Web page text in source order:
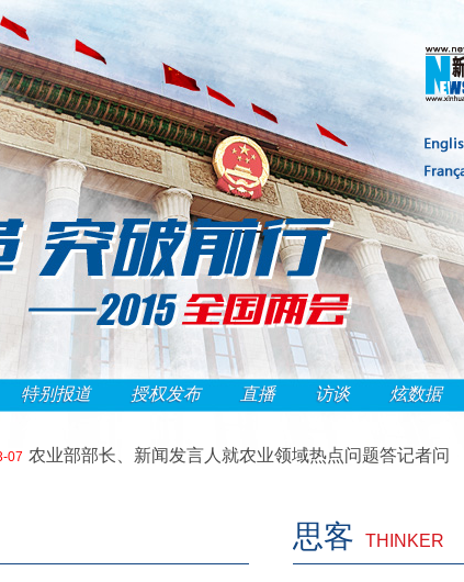
特别报道 授权发布 直播 访谈 炫数据
农业部部长、新闻发言人就农业领域热点问题答记者问
思客 THINKER